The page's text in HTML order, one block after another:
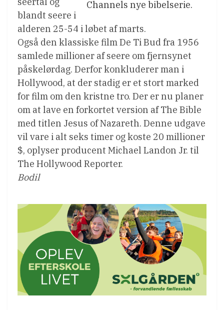
Channels nye bibelserie.
blandt seere i
alderen 25-54 i løbet af marts.
Også den klassiske film De Ti Bud fra 1956
samlede millioner af seere om fjernsynet
påskelørdag. Derfor konkluderer man i
Hollywood, at der stadig er et stort marked
for film om den kristne tro. Der er nu planer
om at lave en forkortet version af The Bible
med titlen Jesus of Nazareth. Denne udgave
vil vare i alt seks timer og koste 20 millioner
$, oplyser producent Michael Landon Jr. til
The Hollywood Reporter.
Bodil